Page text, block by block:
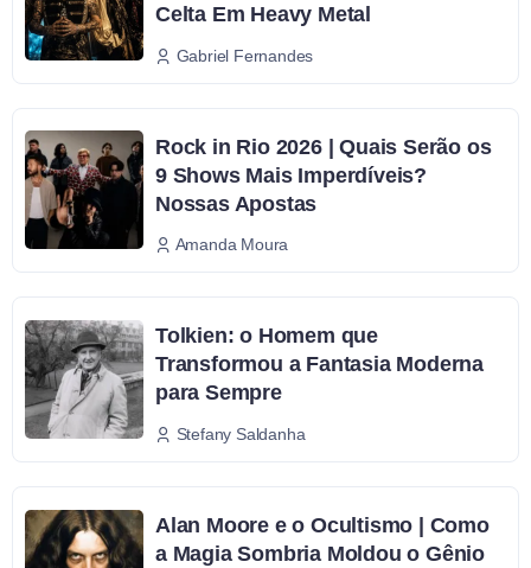
Celta Em Heavy Metal
Gabriel Fernandes
Rock in Rio 2026 | Quais Serão os
9 Shows Mais Imperdíveis?
Nossas Apostas
Amanda Moura
Tolkien: o Homem que
Transformou a Fantasia Moderna
para Sempre
Stefany Saldanha
Alan Moore e o Ocultismo | Como
a Magia Sombria Moldou o Gênio